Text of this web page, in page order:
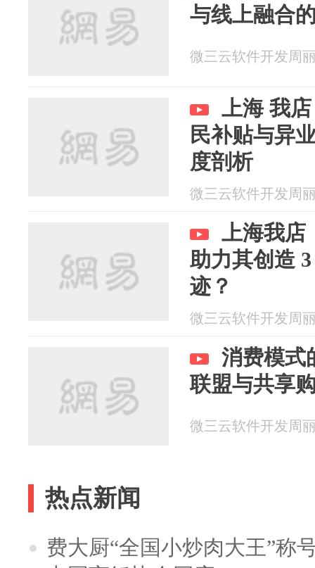
与线上融合
微三云软件开发周
上海 我
民补贴与异
度剖析
微三云软件开发周
上海我店
助力其创造
迹？
微三云软件开发周
消费模式
联盟与共享
微三云软件开发周
热点新闻
费大厨“全国小炒肉大王”称